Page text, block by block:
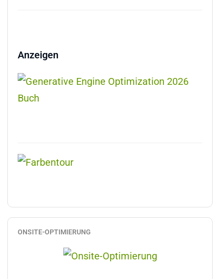
Anzeigen
ONSITE-OPTIMIERUNG